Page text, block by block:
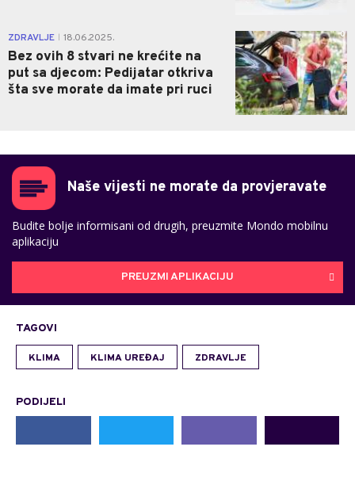
ZDRAVLJE 18.06.2025.
Bez ovih 8 stvari ne krećite na
put sa djecom: Pedijatar otkriva
šta sve morate da imate pri ruci
0
Naše vijesti ne morate da provjeravate
Budite bolje informisani od drugih, preuzmite Mondo mobilnu
aplikaciju
PREUZMI APLIKACIJU
TAGOVI
KLIMA KLIMA UREĐAJ ZDRAVLJE
PODIJELI